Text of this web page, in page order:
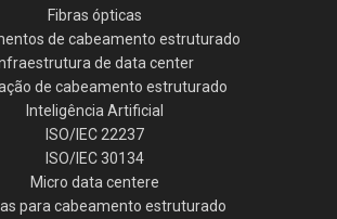
Fibras ópticas
de cabeamento estruturado
de data center
de cabeamento estruturado
Inteligência Artificial
ISO/IEC 22237
ISO/IEC 30134
Micro data centere
para cabeamento estruturado